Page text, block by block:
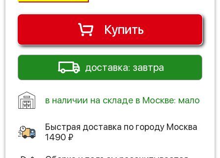
Купить
доставка: завтра
в наличии на складе в Москве: мало
Быстрая доставка по городу Москва
1490 ₽